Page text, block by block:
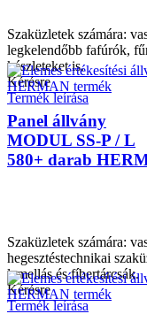
Szaküzletek számára:
legkelendőbb fafúrók,
készleteket is.
Kérésre
Termék leírása
Panel állvány
MODUL SS-P / L
580+ darab
Szaküzletek számára:
hegesztéstechnikai
lamellás és fíbertárcsák.
Kérésre
Termék leírása